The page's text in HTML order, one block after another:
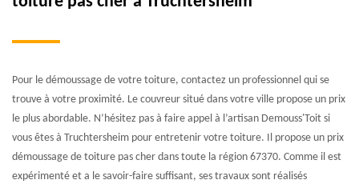
Pour le démoussage de votre toiture, contactez un professionnel qui se
trouve à votre proximité. Le couvreur situé dans votre ville propose un prix
le plus abordable. N’hésitez pas à faire appel à l’artisan Demouss'Toit si
vous êtes à Truchtersheim pour entretenir votre toiture. Il propose un prix
démoussage de toiture pas cher dans toute la région 67370. Comme il est
expérimenté et a le savoir-faire suffisant, ses travaux sont réalisés